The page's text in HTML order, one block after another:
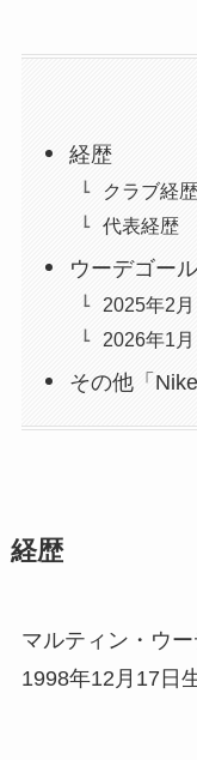
経歴
クラブ経歴
代表経歴
ウーデゴー
2025年2月
2026年1月
その他「
経歴
マルティン・ウ
1998年12月17日